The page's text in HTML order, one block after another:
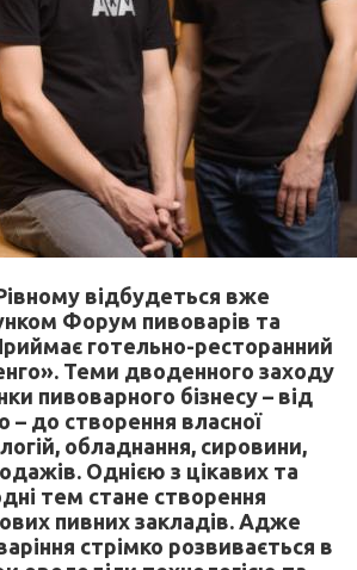
відбудеться вже
Форум пивоварів та
готельно-ресторанний
Теми дводенного заходу
пивоварного бізнесу – від
– до створення власної
обладнання, сировини,
Однією з цікавих та
тем стане створення
пивних закладів. Адже
стрімко розвивається в